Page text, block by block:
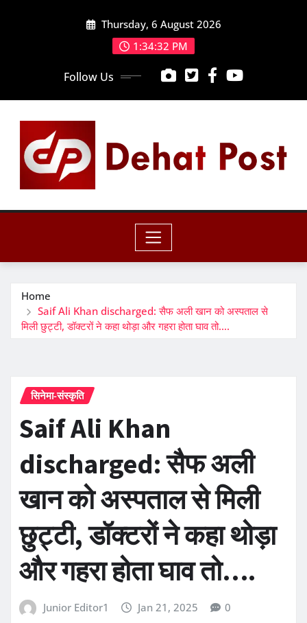
Thursday, 6 August 2026
1:34:34 PM
Follow Us
Home
Saif Ali Khan discharged: सैफ अली खान को अस्पताल से
मिली छुट्टी, डॉक्टरों ने कहा थोड़ा और गहरा होता घाव तो….
सिनेमा-संस्कृति
Saif Ali Khan
discharged: सैफ अली
खान को अस्पताल से मिली
छुट्टी, डॉक्टरों ने कहा थोड़ा
और गहरा होता घाव तो….
Junior Editor1 Jan 21, 2025 0